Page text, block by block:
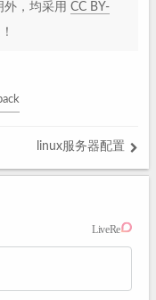
外，均采用 CC BY-
linux服务器配置